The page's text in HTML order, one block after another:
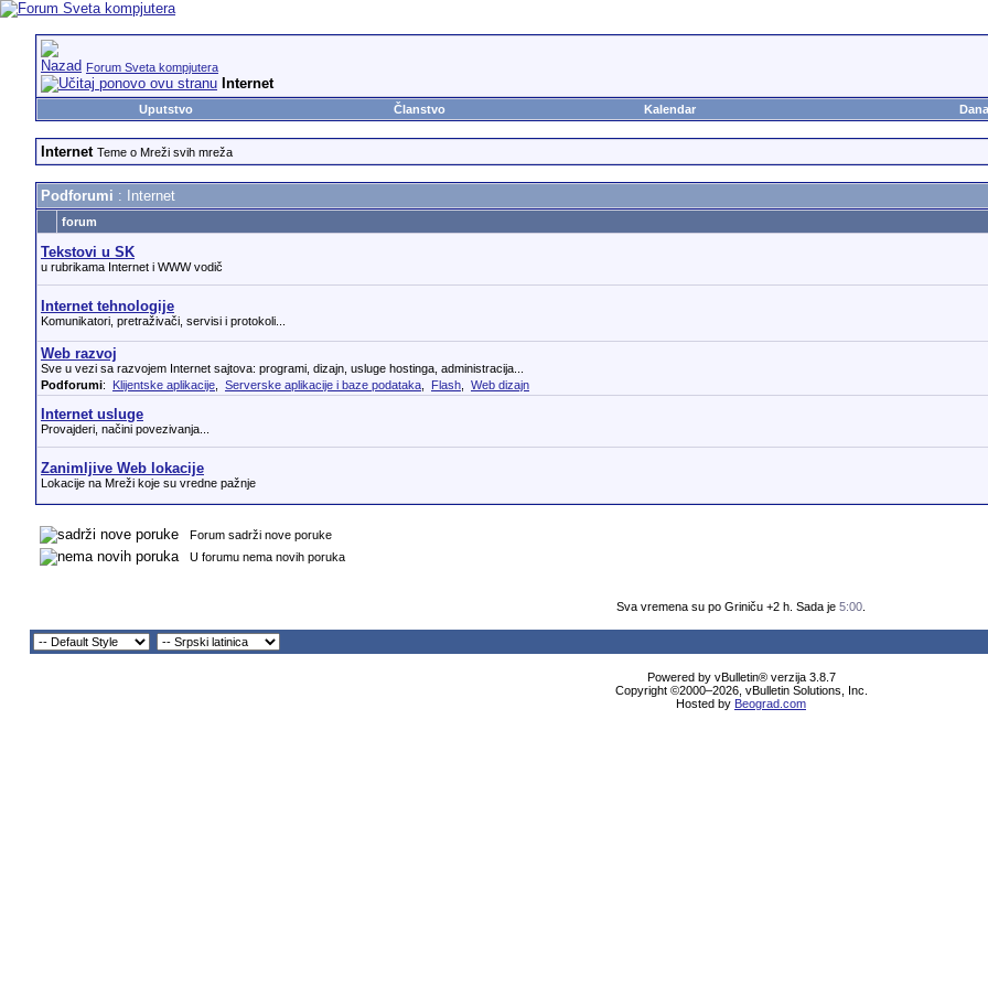
Forum Sveta kompjutera
Internet
Uputstvo Članstvo Kalendar
Internet Teme o Mreži svih mreža
Podforumi : Internet
forum
Tekstovi u SK
u rubrikama Internet i WWW vodič
Internet tehnologije
Komunikatori, pretraživači, servisi i protokoli...
Web razvoj
Sve u vezi sa razvojem Internet sajtova: programi, dizajn, usluge hostinga, administracija...
Podforumi: Klijentske aplikacije, Serverske aplikacije i baze podataka, Flash, Web dizajn
Internet usluge
Provajderi, načini povezivanja...
Zanimljive Web lokacije
Lokacije na Mreži koje su vredne pažnje
Forum sadrži nove poruke
U forumu nema novih poruka
Sva vremena su po Griniču +2 h. Sada je 5:00.
Powered by vBulletin® verzija 3.8.7
Copyright ©2000–2026, vBulletin Solutions, Inc.
Hosted by Beograd.com